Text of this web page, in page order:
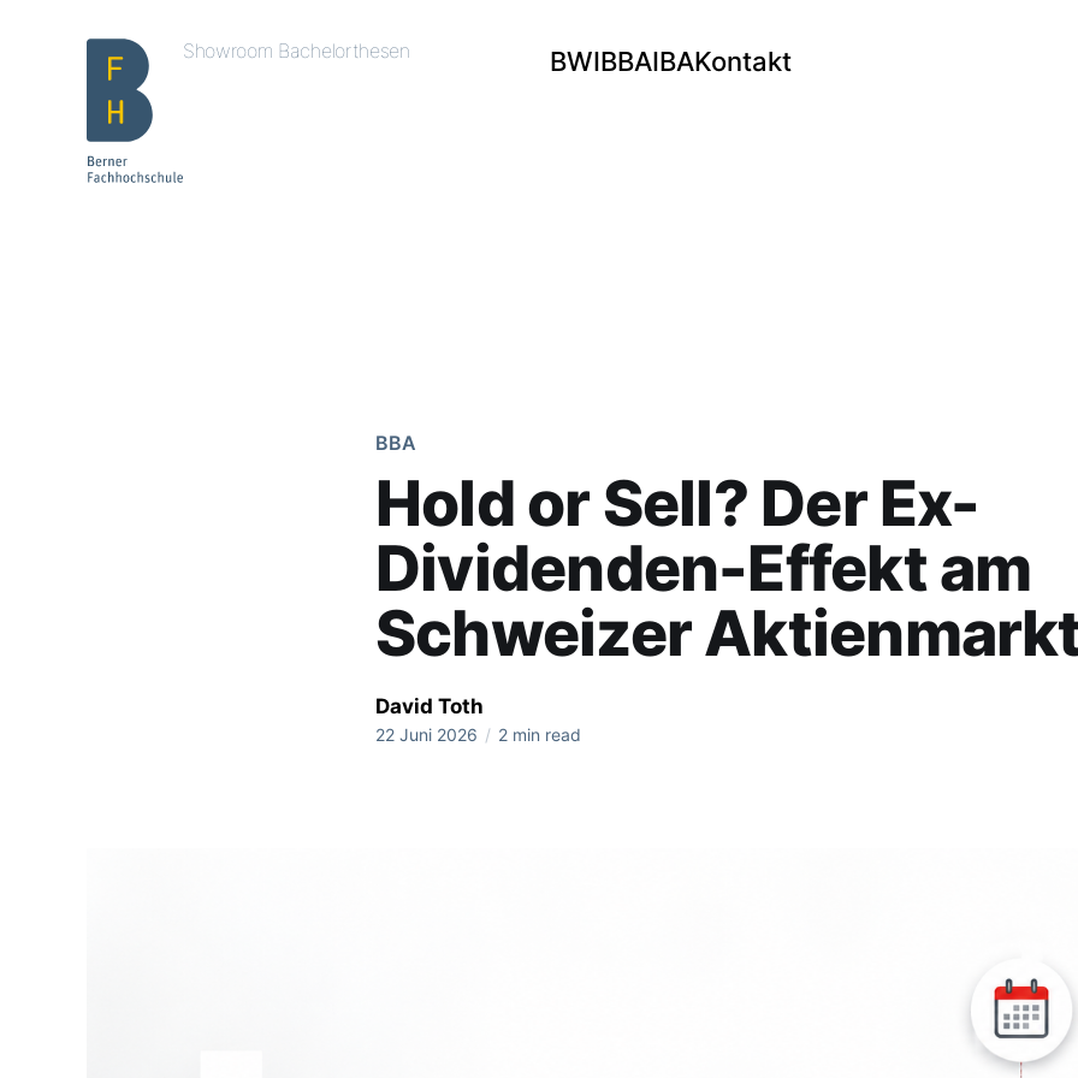
Showroom Bachelorthesen BWIBBAIBAKontakt
BBA
Hold or Sell? Der Ex-
Dividenden-Effekt am
Schweizer
David Toth
22 Juni 2026 / 2 min read